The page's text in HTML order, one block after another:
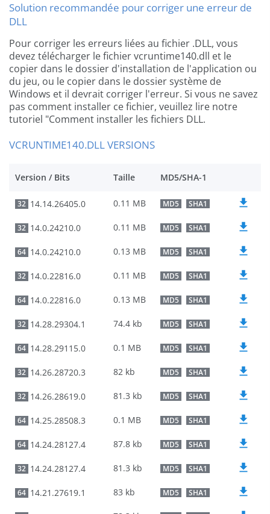
Solution recommandée pour corriger une erreur de
DLL
Pour corriger les erreurs liées au fichier .DLL, vous
devez télécharger le fichier vcruntime140.dll et le
copier dans le dossier d'installation de l'application ou
du jeu, ou le copier dans le dossier système de
Windows et il devrait corriger l'erreur. Si vous ne savez
pas comment installer ce fichier, veuillez lire notre
tutoriel "Comment installer les fichiers DLL.
VCRUNTIME140.DLL VERSIONS
Version / Bits Taille MD5/SHA-1
32 14.14.26405.0 0.11 MB MD5 SHA1
32 14.0.24210.0 0.11 MB MD5 SHA1
64 14.0.24210.0 0.13 MB MD5 SHA1
32 14.0.22816.0 0.11 MB MD5 SHA1
64 14.0.22816.0 0.13 MB MD5 SHA1
32 14.28.29304.1 74.4 kb MD5 SHA1
64 14.28.29115.0 0.1 MB MD5 SHA1
32 14.26.28720.3 82 kb MD5 SHA1
32 14.26.28619.0 81.3 kb MD5 SHA1
64 14.25.28508.3 0.1 MB MD5 SHA1
64 14.24.28127.4 87.8 kb MD5 SHA1
32 14.24.28127.4 81.3 kb MD5 SHA1
64 14.21.27619.1 83 kb MD5 SHA1